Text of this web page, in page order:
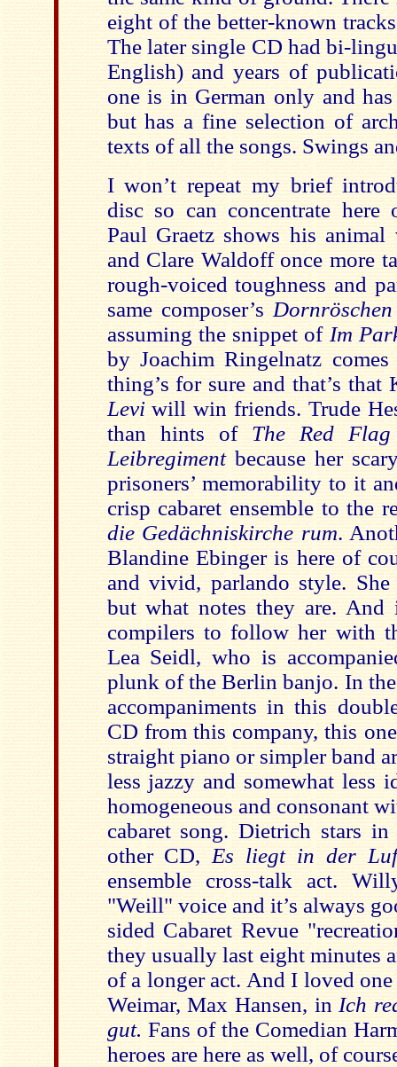
eight of the better-known
The later single CD had bi-
English) and years of
one is in German only and
but has a fine selection of
texts of all the songs. Swings
I won’t repeat my brief
disc so can concentrate here
Paul Graetz shows his
and Clare Waldoff once more
rough-voiced toughness and
same composer’s
assuming the snippet of Im
by Joachim Ringelnatz
thing’s for sure and that’s
Leviwill win friends. Trude
than hints of The Red
Leibregiment because her
prisoners’ memorability to it
crisp cabaret ensemble to the
die Gedächniskirche rum.
Blandine Ebinger is here of
and vivid, parlando style.
but what notes they are.
compilers to follow her with
Lea Seidl, who is
plunk of the Berlin banjo. In
accompaniments in this
CD from this company, this
straight piano or simpler band
less jazzy and somewhat less
homogeneous and consonant
cabaret song. Dietrich stars
other CD, Es liegt in der
ensemble cross-talk act.
"Weill" voice and it’s always
sided Cabaret Revue
they usually last eight minutes
of a longer act. And I loved
Weimar, Max Hansen, in Ich
gut. Fans of the Comedian
heroes are here as well, of